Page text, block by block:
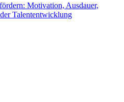
Motivation, Ausdauer,
Talententwicklung